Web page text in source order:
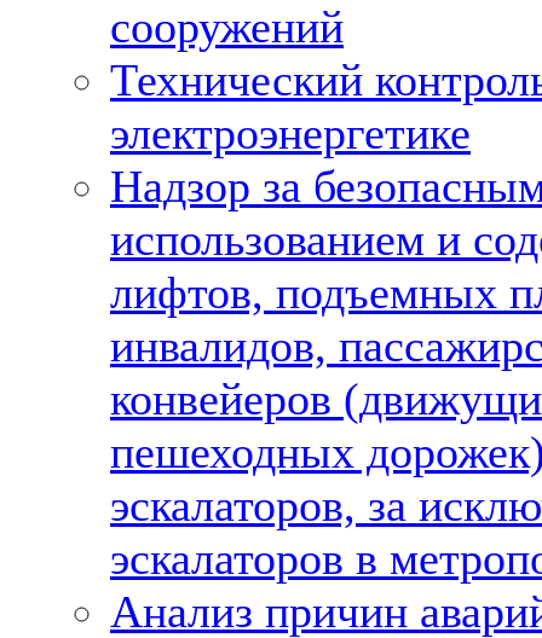
сооружений
Технический
электроэнергетике
Надзор за
использованием и
лифтов, подъемных
инвалидов,
конвейеров
пешеходных
эскалаторов, за
эскалаторов в
Анализ причин